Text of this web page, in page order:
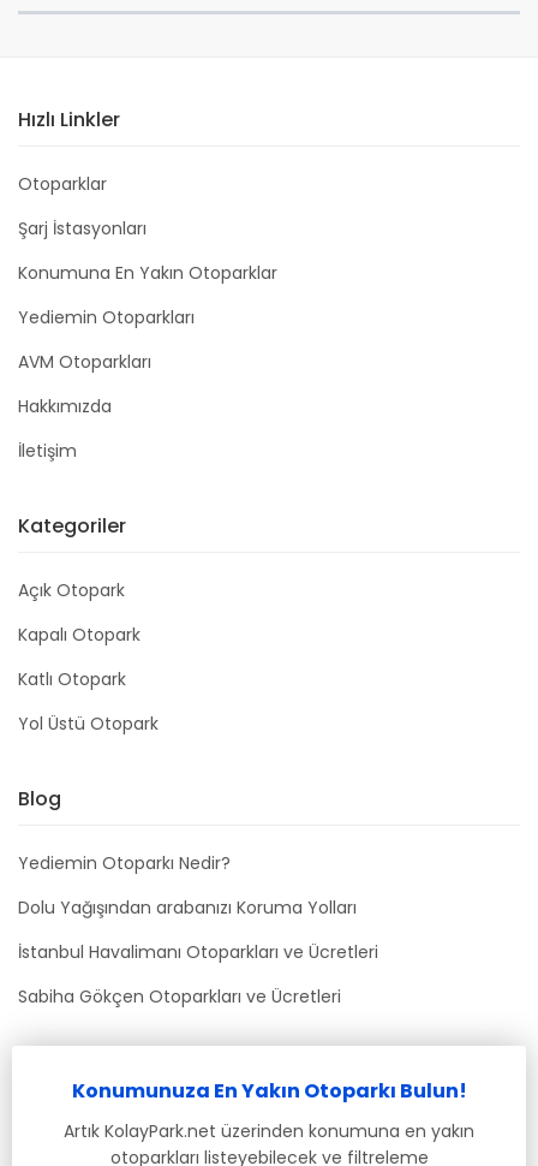
Hızlı Linkler
Otoparklar
Şarj İstasyonları
Konumuna En Yakın Otoparklar
Yediemin Otoparkları
AVM Otoparkları
Hakkımızda
İletişim
Kategoriler
Açık Otopark
Kapalı Otopark
Katlı Otopark
Yol Üstü Otopark
Blog
Yediemin Otoparkı Nedir?
Dolu Yağışından arabanızı Koruma Yolları
İstanbul Havalimanı Otoparkları ve Ücretleri
Sabiha Gökçen Otoparkları ve Ücretleri
Konumunuza En Yakın Otoparkı Bulun!
Artık KolayPark.net üzerinden konumuna en yakın
otoparkları listeyebilecek ve filtreleme